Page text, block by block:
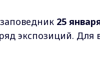
25
экспозиций. Для